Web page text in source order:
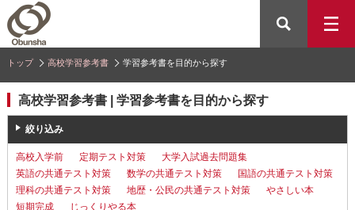
トップ 高校学習参考書 学習参考書を目的から探す
高校学習参考書 | 学習参考書を目的から探す
絞り込み
高校入学前 定期テスト対策
大学入試過去問題集
英語の共通テスト対策
数学の共通テスト対策
国語の共通テスト対策
理科の共通テスト対策
地歴・公民の共通テスト対策
やさしい本
短期完成
じっくりやる本